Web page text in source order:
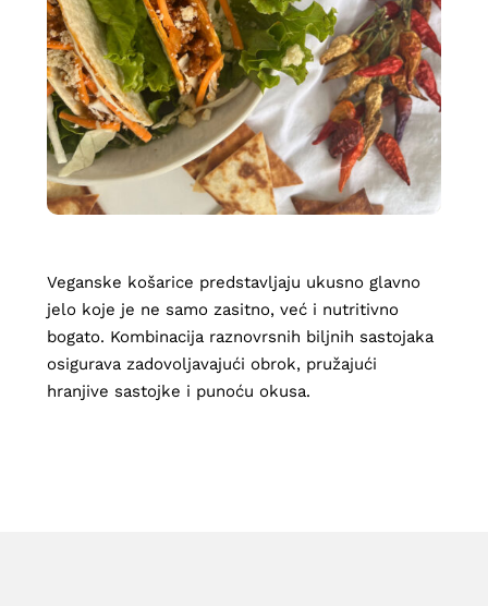
Veganske košarice predstavljaju ukusno glavno
jelo koje je ne samo zasitno, već i nutritivno
bogato. Kombinacija raznovrsnih biljnih sastojaka
osigurava zadovoljavajući obrok, pružajući
hranjive sastojke i punoću okusa.